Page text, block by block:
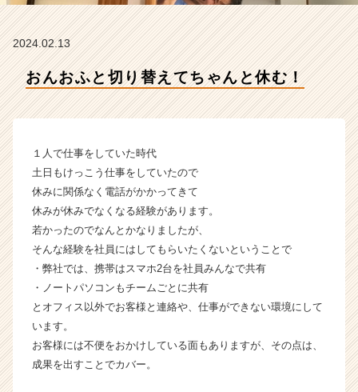
|
ャ
成
長
企
業
か
ら
ス
ウ
が
届
2024.02.13
おんおふと切り替えてちゃんと休む！
１人で仕事をしていた時代
土日もけっこう仕事をしていたので
休みに関係なく電話がかかってきて
休みが休みでなくなる経験があります。
若かったのでなんとかなりましたが、
そんな経験を社員にはしてもらいたくないということで
・弊社では、携帯はスマホ2台を社員みんなで共有
・ノートパソコンもチームごとに共有
とオフィス以外でお客様と連絡や、仕事ができない環境にして
います。
お客様には不便をおかけしている面もありますが、その点は、
成果を出すことでカバー。